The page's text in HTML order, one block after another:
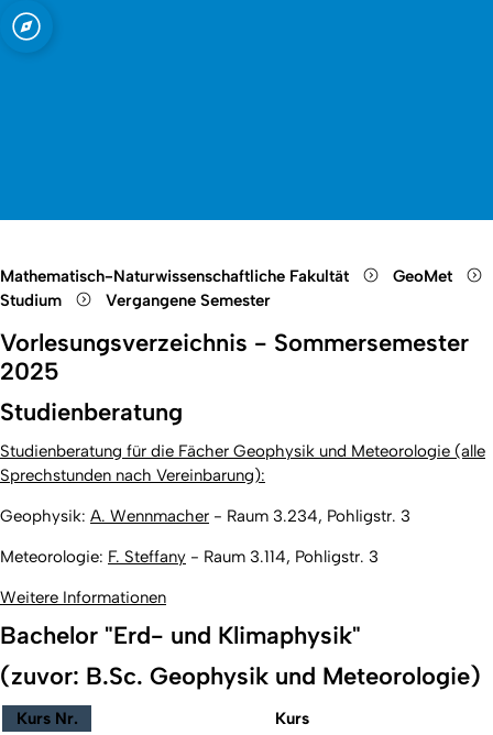
Open quicklink menu
Mathematisch-Naturwissenschaftliche Fakultät
GeoMet
Studium
Vergangene Semester
Vorlesungsverzeichnis - Sommersemester
2025
Studienberatung
Studienberatung für die Fächer Geophysik und Meteorologie (alle
Sprechstunden nach Vereinbarung):
Geophysik: A. Wennmacher - Raum 3.234, Pohligstr. 3
Meteorologie: F. Steffany - Raum 3.114, Pohligstr. 3
Weitere Informationen
Bachelor "Erd- und Klimaphysik"
(zuvor: B.Sc. Geophysik und Meteorologie)
Kurs Nr. Kurs